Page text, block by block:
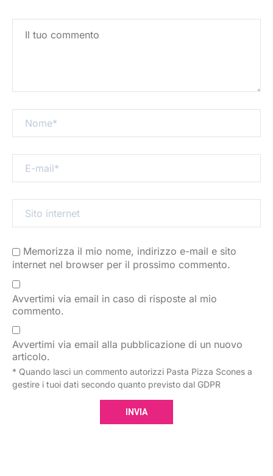
Memorizza il mio nome, indirizzo e-mail e sito
internet nel browser per il prossimo commento.
Avvertimi via email in caso di risposte al mio
commento.
Avvertimi via email alla pubblicazione di un nuovo
articolo.
* Quando lasci un commento autorizzi Pasta Pizza Scones a
gestire i tuoi dati secondo quanto previsto dal GDPR